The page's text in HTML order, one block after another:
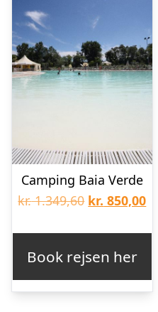
Camping Baia Verde
kr.1.349,60 Den
var:
kr. 1.349,60.
kr. 850,00
Book rejsen her